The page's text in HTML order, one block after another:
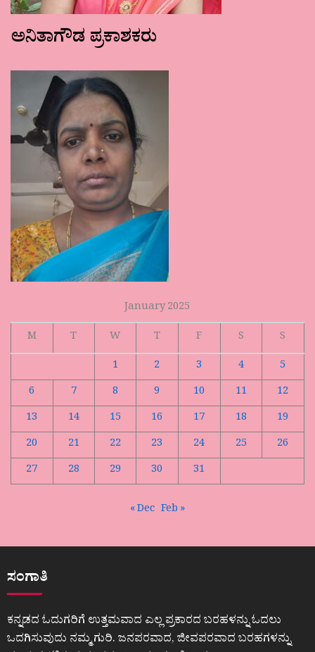
ಅನಿತಾಗೌಡ ಪ್ರಕಾಶಕರು
January 2025
M
T W T F S
S
1
2 3 4
5
6
7 8 9 10 11
12
13
14 15 16 17 18
19
20
21 22 23 24 25
26
27
28 29 30 31
« Dec Feb »
ಸಂಗಾತಿ
ಕನ್ನಡದ ಓದುಗರಿಗೆ ಉತ್ತಮವಾದ ಎಲ್ಲ ಪ್ರಕಾರದ ಬರಹಳನ್ನು ಓದಲು
ಒದಗಿಸುವುದು ನಮ್ಮ ಗುರಿ. ಜನಪರವಾದ, ಜೀವಪರವಾದ ಬರಹಗಳನ್ನು